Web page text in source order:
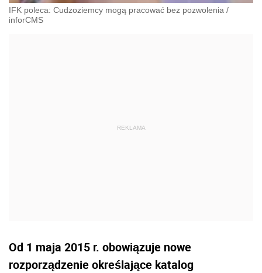
IFK poleca: Cudzoziemcy mogą pracować bez pozwolenia /
inforCMS
Od 1 maja 2015 r. obowiązuje nowe
rozporządzenie określające katalog